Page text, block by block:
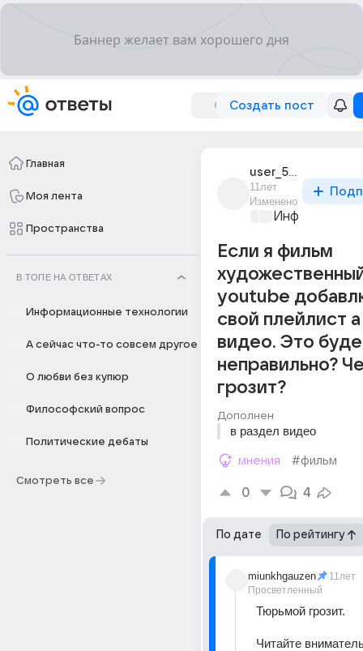
Создать пост
Главная
Моя лента
Пространства
В ТОПЕ НА ОТВЕТАХ
Информационные технологии
А сейчас что-то совсем другое
О любви без купюр
Философский вопрос
Политические дебаты
Смотреть все
user_54395271
11лет
Изменено
Если я фильм
youtube
свой плейлист а
видео. Это
неправильно?
грозит?
Дополнен
в раздел видео
мнения #фильм
0 4
По дате По рейтингу
miunkhgauzen
Просветленный
11лет
Тюрьмой грозит.
Читайте